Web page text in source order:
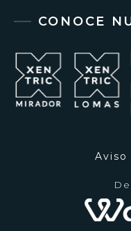
CONOCE
Aviso